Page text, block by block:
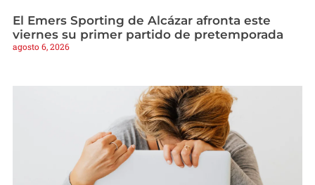
El Emers Sporting de Alcázar afronta este
viernes su primer partido de pretemporada
agosto 6, 2026